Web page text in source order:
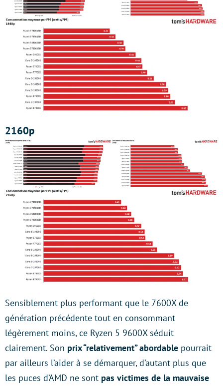
2160p
Sensiblement plus performant que le 7600X de
génération précédente tout en consommant
légèrement moins, ce Ryzen 5 9600X séduit
clairement. Son prix “relativement” abordable pourrait
par ailleurs l’aider à se démarquer, d’autant plus que
les puces d’AMD ne sont pas victimes de la mauvaise